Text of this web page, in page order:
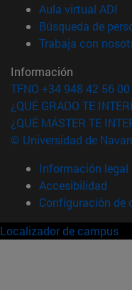
Aula virtual ADI
Búsqueda de
Trabaja con
Información
TFNO +34 948 42 56 00
¿QUÉ GRADO TE
¿QUÉ MÁSTER TE
© Universidad de
Información legal
Accesibilidad
Configuración de
Localizador de campus